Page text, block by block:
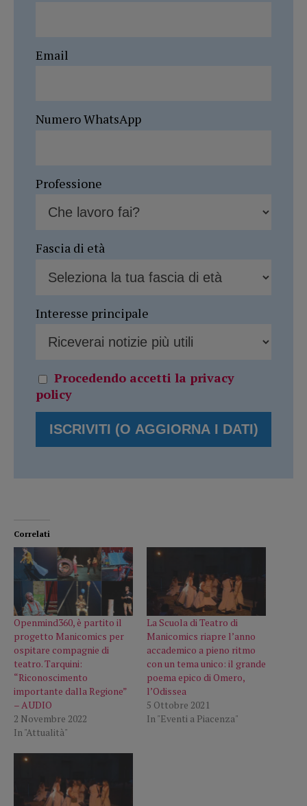
Email
Numero WhatsApp
Professione
Fascia di età
Interesse principale
Procedendo accetti la privacy
policy
Correlati
Openmind360, è partito il
progetto Manicomics per
ospitare compagnie di
teatro. Tarquini:
“Riconoscimento
importante dalla Regione”
– AUDIO
2 Novembre 2022
In "Attualità"
La Scuola di Teatro di
Manicomics riapre l’anno
accademico a pieno ritmo
con un tema unico: il grande
poema epico di Omero,
l’Odissea
5 Ottobre 2021
In "Eventi a Piacenza"